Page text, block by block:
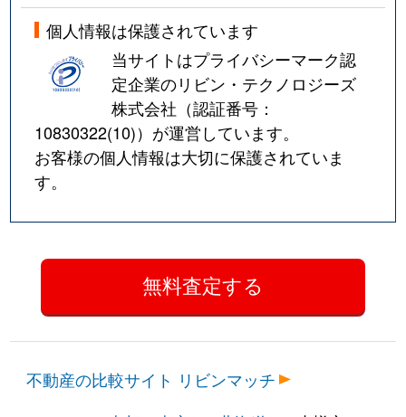
個人情報は保護されています
当サイトはプライバシーマーク認
定企業のリビン・テクノロジーズ
株式会社（認証番号：
10830322(10)）が運営しています。
お客様の個人情報は大切に保護されていま
す。
不動産の比較サイト リビンマッチ